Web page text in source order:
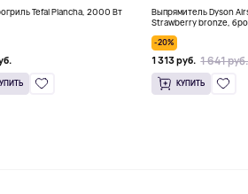
Tefal Plancha, 2000 Вт
Выпрямитель Dyson
Strawberry bronze,
-20%
1 313 руб. 1 641 руб.
КУПИТЬ